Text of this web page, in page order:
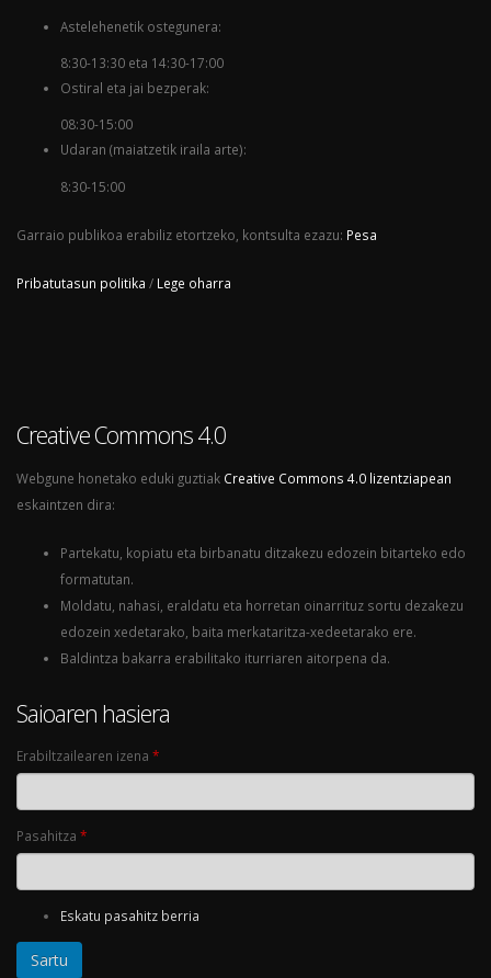
Astelehenetik ostegunera:
8:30-13:30 eta 14:30-17:00
Ostiral eta jai bezperak:
08:30-15:00
Udaran (maiatzetik iraila arte):
8:30-15:00
Garraio publikoa erabiliz etortzeko, kontsulta ezazu: Pesa
Pribatutasun politika / Lege oharra
Creative Commons 4.0
Webgune honetako eduki guztiak Creative Commons 4.0 lizentziapean
eskaintzen dira:
Partekatu, kopiatu eta birbanatu ditzakezu edozein bitarteko edo
formatutan.
Moldatu, nahasi, eraldatu eta horretan oinarrituz sortu dezakezu
edozein xedetarako, baita merkataritza-xedeetarako ere.
Baldintza bakarra erabilitako iturriaren aitorpena da.
Saioaren hasiera
Erabiltzailearen izena *
Pasahitza *
Eskatu pasahitz berria